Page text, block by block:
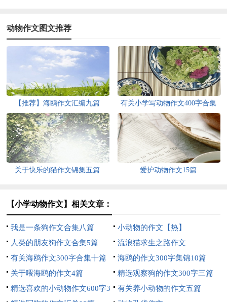
动物作文图文推荐
【推荐】海鸥作文汇编九篇
有关小学写动物作文400字合集
七篇
关于快乐的猫作文锦集五篇 爱护动物作文15篇
【小学动物作文】相关文章：
我是一条狗作文合集八篇
小动物的作文【热】
人类的朋友狗作文合集5篇
流浪猫求生之路作文
有关海鸥作文300字合集十篇
海鸥的作文300字集锦10篇
关于喂海鸥的作文4篇
精选观察狗的作文300字三篇
精选喜欢的小动物作文600字3
有关养小动物的作文五篇